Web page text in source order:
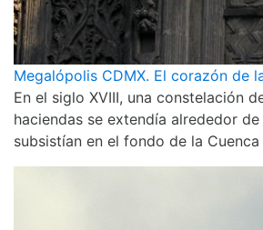
Megalópolis CDMX. El corazón de
En el siglo XVIII, una constelación
haciendas se extendía alrededor
subsistían en el fondo de la